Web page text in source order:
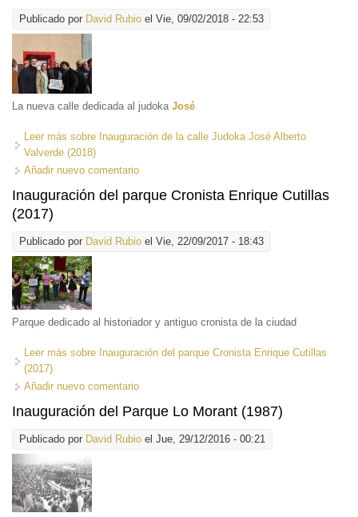
Publicado por David Rubio el Vie, 09/02/2018 - 22:53
La nueva calle dedicada al judoka José
Leer más sobre Inauguración de la calle Judoka José Alberto
Valverde (2018)
Añadir nuevo comentario
Inauguración del parque Cronista Enrique Cutillas
(2017)
Publicado por David Rubio el Vie, 22/09/2017 - 18:43
Parque dedicado al historiador y antiguo cronista de la ciudad
Leer más sobre Inauguración del parque Cronista Enrique Cutillas
(2017)
Añadir nuevo comentario
Inauguración del Parque Lo Morant (1987)
Publicado por David Rubio el Jue, 29/12/2016 - 00:21